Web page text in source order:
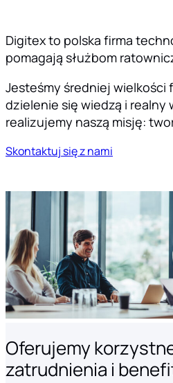
Digitex to polska firma
pomagają służbom
Jesteśmy średniej wielkości
dzielenie się wiedzą i realny
realizujemy naszą misję:
Skontaktuj się z nami
Oferujemy
zatrudnienia i